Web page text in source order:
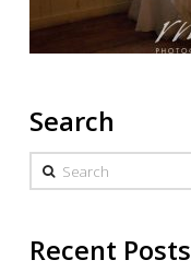
Search
Search
Recent Posts